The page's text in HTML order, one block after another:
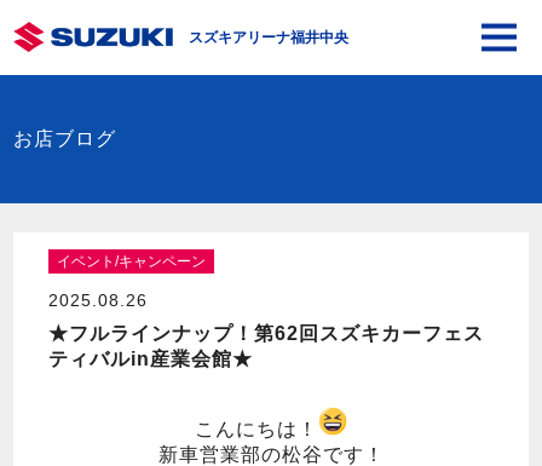
スズキアリーナ福井中央
お店ブログ
イベント/キャンペーン
2025.08.26
★フルラインナップ！第62回スズキカーフェス
ティバルin産業会館★
こんにちは！
新車営業部の松谷です！